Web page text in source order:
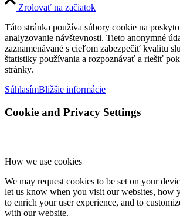
Zrolovať na začiatok
Táto stránka používa súbory cookie na
analyzovanie návštevnosti. Tieto anonymné
zaznamenávané s cieľom zabezpečiť kvalitu
štatistiky používania a rozpoznávať a riešiť
stránky.
SúhlasímBližšie informácie
Cookie and Privacy Settings
How we use cookies
We may request cookies to be set on your
let us know when you visit our websites, how
to enrich your user experience, and to
with our website.